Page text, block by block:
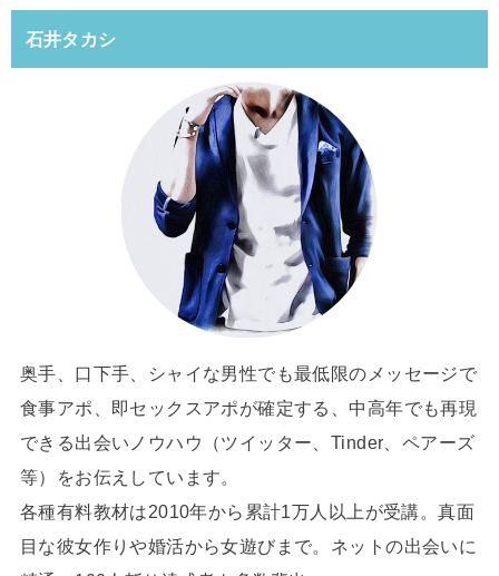
石井タカシ
奥手、口下手、シャイな男性でも最低限のメッセージで
食事アポ、即セックスアポが確定する、中高年でも再現
できる出会いノウハウ（ツイッター、Tinder、ペアーズ
等）をお伝えしています。
各種有料教材は2010年から累計1万人以上が受講。真面
目な彼女作りや婚活から女遊びまで。ネットの出会いに